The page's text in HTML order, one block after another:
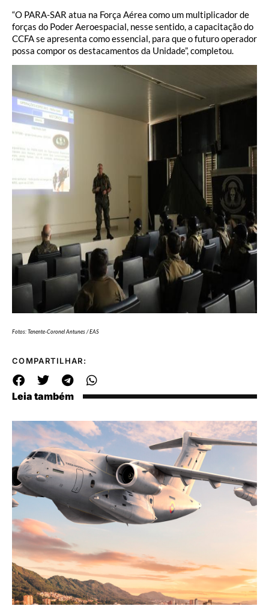
“O PARA-SAR atua na Força Aérea como um multiplicador de
forças do Poder Aeroespacial, nesse sentido, a capacitação do
CCFA se apresenta como essencial, para que o futuro operador
possa compor os destacamentos da Unidade”, completou.
Fotos: Tenente-Coronel Antunes / EAS
COMPARTILHAR:
Leia também